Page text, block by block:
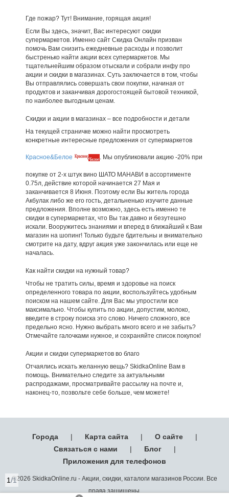
1/1
Где пожар? Тут! Внимание, горящая акция!
Если Вы здесь, значит, Вас интересуют скидки
супермаркетов. Именно сайт Скидка Онлайн призван
помочь Вам снизить ежедневные расходы и позволит
быстренько найти акции всех супермаркетов. Мы
тщательнейшим образом отыскали и собрали инфу про
акции и скидки в магазинах. Суть заключается в том, чтобы
Вы отправлялись совершать свои покупки, начиная от
продуктов и заканчивая дорогостоящей бытовой техникой,
по наиболее выгодным ценам.
Скидки и акции в магазинах – все подробности и детали
На текущей страничке можно найти просмотреть
конкретные интересные предложения от супермаркетов
Красное&Белое . Мы опубликовали акцию -20% при
покупке от 2-х штук вино ШАТО МАНАВИ в ассортименте
0.75л, действие которой начинается 27 Мая и
заканчивается 8 Июня. Поэтому если Вы житель города
Акбулак либо же его гость, детальненько изучите данные
предложения. Вполне возможно, здесь есть именно те
скидки в супермаркетах, что Вы так давно и безутешно
искали. Вооружитесь знаниями и вперед в ближайший к Вам
магазин на шопинг! Только будьте бдительны и внимательно
смотрите на дату, вдруг акция уже закончилась или еще не
началась.
Как найти скидки на нужный товар?
Чтобы не тратить силы, время и здоровье на поиск
определенного товара по акции, воспользуйтесь удобным
поиском на нашем сайте. Для Вас мы упростили все
максимально. Чтобы купить по акции, допустим, молоко,
введите в строку поиска это слово. Ничего сложного, все
предельно ясно. Нужно выбрать много всего и не забыть?
Отмечайте галочками нужное, и сохраняйте список покупок!
Акции и скидки супермаркетов во благо
Отчаялись искать желанную вещь? SkidkaOnline Вам в
помощь. Внимательно следите за актуальными
распродажами, просматривайте рассылку на почте и,
наконец-то, позвольте себе больше, чем можете!
Города | Карта сайта | О сайте
|
Связаться с нами
| Блог
|
Приложения для телефонов
©2026 SkidkaOnline.ru - Акции, скидки, каталоги магазинов России. Все
права защищены.